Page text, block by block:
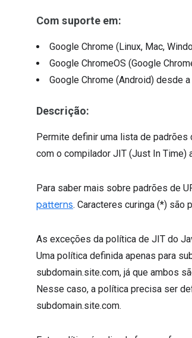
Com suporte em:
Google Chrome (Linux, Mac,
Google ChromeOS (Google
Google Chrome (Android) desde
Descrição:
Permite definir uma lista de
com o compilador JIT (Just In Time)
Para saber mais sobre padrões de
patterns. Caracteres curinga (*) são
As exceções da política de JIT do
Uma política definida apenas para
subdomain.site.com, já que ambos
Nesse caso, a política precisa ser
subdomain.site.com.